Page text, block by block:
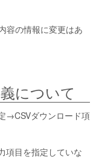
容の情報に変更はあ
について
→CSVダウンロード項
項目を指定していな